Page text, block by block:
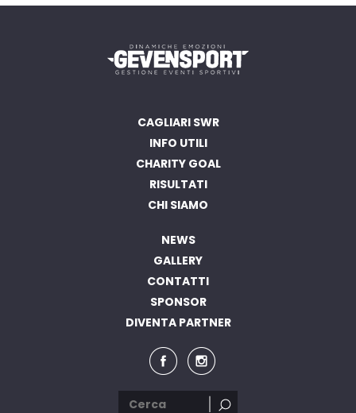
CAGLIARI SWR
INFO UTILI
CHARITY GOAL
RISULTATI
CHI SIAMO
NEWS
GALLERY
CONTATTI
SPONSOR
DIVENTA PARTNER